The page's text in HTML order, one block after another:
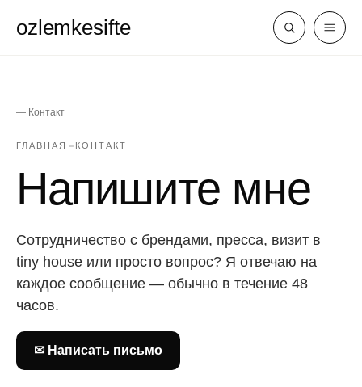
ozlemkesifte
— Контакт
ГЛАВНАЯ КОНТАКТ
Напишите мне
Сотрудничество с брендами, пресса, визит в
tiny house или просто вопрос? Я отвечаю на
каждое сообщение — обычно в течение 48
часов.
✉ Написать письмо